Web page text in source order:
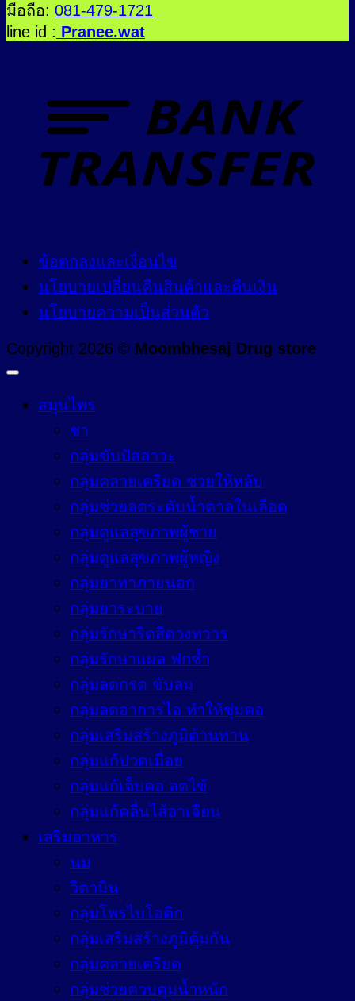
มือถือ: 081-479-1721
line id : Pranee.wat
ข้อตกลงและเงื่อนไข
นโยบายเปลี่ยนคืนสินค้าและคืนเงิน
นโยบายความเป็นส่วนตัว
Copyright 2026 © Moombhesaj Drug store
สมุนไพร
ชา
กลุ่มขับปัสสาวะ
กลุ่มคลายเครียด ช่วยให้หลับ
กลุ่มช่วยลดระดับน้ำตาลในเลือด
กลุ่มดูแลสุขภาพผู้ชาย
กลุ่มดูแลสุขภาพผู้หญิง
กลุ่มยาทาภายนอก
กลุ่มยาระบาย
กลุ่มรักษาริดสีดวงทวาร
กลุ่มรักษาแผล ฟกช้ำ
กลุ่มลดกรด ขับลม
กลุ่มลดอาการไอ ทำให้ชุ่มคอ
กลุ่มเสริมสร้างภูมิต้านทาน
กลุ่มแก้ปวดเมื่อย
กลุ่มแก้เจ็บคอ ลดไข้
กลุ่มแก้คลื่นไส้อาเจียน
เสริมอาหาร
นม
วิตามิน
กลุ่มโพรไบโอติก
กลุ่มเสริมสร้างภูมิคุ้มกัน
กลุ่มคลายเครียด
กลุ่มช่วยควบคุมน้ำหนัก